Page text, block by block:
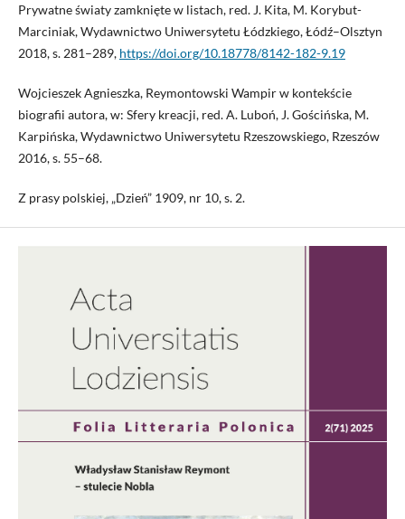
Prywatne światy zamknięte w listach, red. J. Kita, M. Korybut-
Marciniak, Wydawnictwo Uniwersytetu Łódzkiego, Łódź–Olsztyn
2018, s. 281–289, https://doi.org/10.18778/8142-182-9.19
Wojcieszek Agnieszka, Reymontowski Wampir w kontekście
biografii autora, w: Sfery kreacji, red. A. Luboń, J. Gościńska, M.
Karpińska, Wydawnictwo Uniwersytetu Rzeszowskiego, Rzeszów
2016, s. 55–68.
Z prasy polskiej, „Dzień” 1909, nr 10, s. 2.